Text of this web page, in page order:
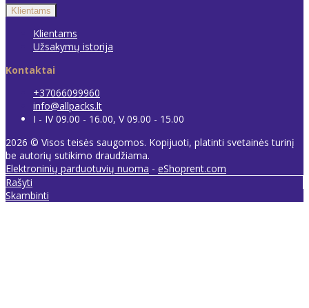
Klientams
Klientams
Užsakymų istorija
Kontaktai
+37066099960
info@allpacks.lt
I - IV 09.00 - 16.00, V 09.00 - 15.00
2026 © Visos teisės saugomos. Kopijuoti, platinti svetainės turinį
be autorių sutikimo draudžiama.
Elektroninių parduotuvių nuoma - eShoprent.com
Rašyti
Skambinti